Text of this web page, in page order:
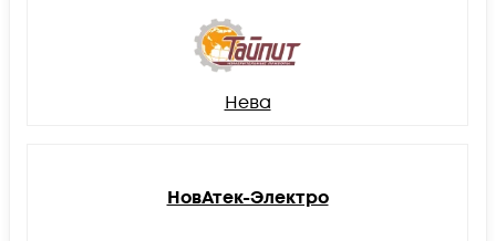
Нева
НовАтек-Электро